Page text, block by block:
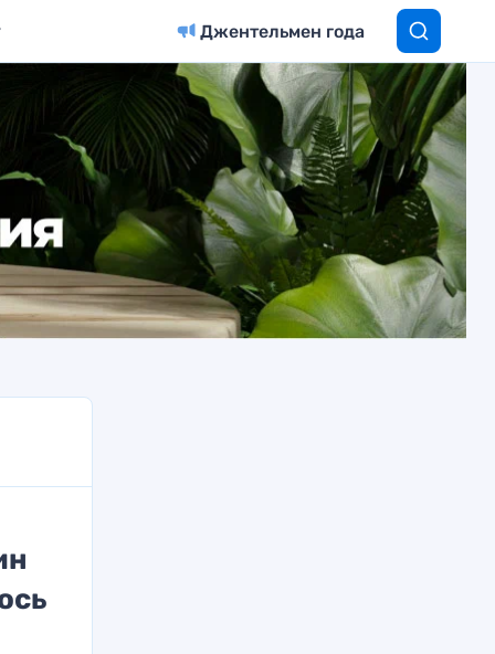
Джентельмен года